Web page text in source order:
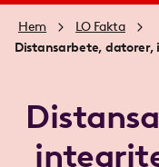
Hem
LO Fakta
Distansarbete,